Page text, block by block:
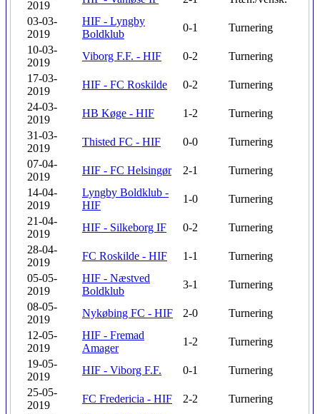
2019
03-03-
2019
HIF - Lyngby
Boldklub
0-1
Turnering
10-03-
2019
Viborg F.F. - HIF 0-2
Turnering
17-03-
2019
HIF - FC Roskilde 0-2
Turnering
24-03-
2019
HB Køge - HIF 1-2
Turnering
31-03-
2019
Thisted FC - HIF 0-0
Turnering
07-04-
2019
HIF - FC Helsingør 2-1
Turnering
14-04-
2019
Lyngby Boldklub -
HIF
1-0
Turnering
21-04-
2019
HIF - Silkeborg IF 0-2
Turnering
28-04-
2019
FC Roskilde - HIF 1-1
Turnering
05-05-
2019
HIF - Næstved
Boldklub
3-1
Turnering
08-05-
2019
Nykøbing FC - HIF 2-0
Turnering
12-05-
2019
HIF - Fremad
Amager
1-2
Turnering
19-05-
2019
HIF - Viborg F.F. 0-1
Turnering
25-05-
2019
FC Fredericia - HIF 2-2
Turnering